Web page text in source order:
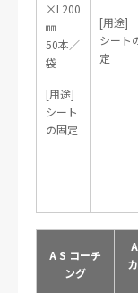
×L200
㎜
50本／
袋
[用途]
シート
の固定
[用途]
シート
定
A S コーチ
ング